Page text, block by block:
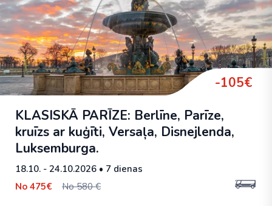
-105€
KLASISKĀ PARĪZE: Berlīne, Parīze,
kruīzs ar kuģīti, Versaļa, Disnejlenda,
Luksemburga.
18.10. - 24.10.2026 • 7 dienas
No 475€ No 580 €